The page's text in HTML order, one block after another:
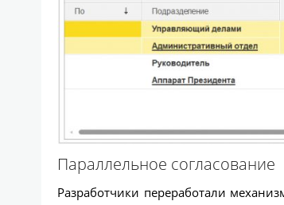
Параллельное согласование
Разработчики переработали